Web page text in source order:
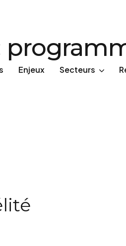
Enjeux Secteurs